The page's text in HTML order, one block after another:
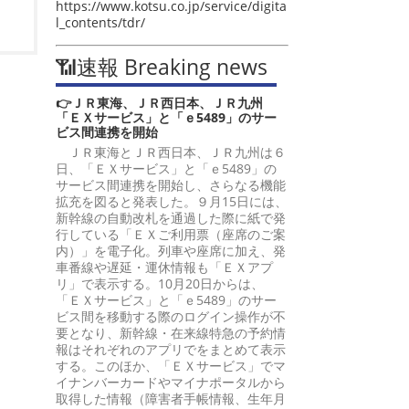
https://www.kotsu.co.jp/service/digita
l_contents/tdr/
📶速報 Breaking news
👉ＪＲ東海、ＪＲ西日本、ＪＲ九州
「ＥＸサービス」と「ｅ5489」のサー
ビス間連携を開始
ＪＲ東海とＪＲ西日本、ＪＲ九州は６
日、「ＥＸサービス」と「ｅ5489」の
サービス間連携を開始し、さらなる機能
拡充を図ると発表した。９月15日には、
新幹線の自動改札を通過した際に紙で発
行している「ＥＸご利用票（座席のご案
内）」を電子化。列車や座席に加え、発
車番線や遅延・運休情報も「ＥＸアプ
リ」で表示する。10月20日からは、
「ＥＸサービス」と「ｅ5489」のサー
ビス間を移動する際のログイン操作が不
要となり、新幹線・在来線特急の予約情
報はそれぞれのアプリでをまとめて表示
する。このほか、「ＥＸサービス」でマ
イナンバーカードやマイナポータルから
取得した情報（障害者手帳情報、生年月